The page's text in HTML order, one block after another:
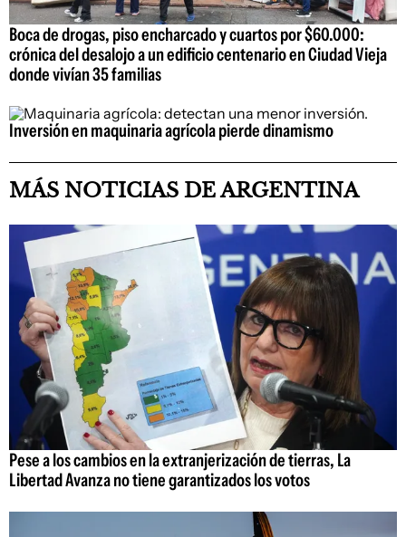
Boca de drogas, piso encharcado y cuartos por $60.000:
crónica del desalojo a un edificio centenario en Ciudad Vieja
donde vivían 35 familias
Inversión en maquinaria agrícola pierde dinamismo
MÁS NOTICIAS DE ARGENTINA
Pese a los cambios en la extranjerización de tierras, La
Libertad Avanza no tiene garantizados los votos